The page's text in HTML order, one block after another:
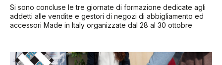
Si sono concluse le tre giornate di formazione dedicate agli
addetti alle vendite e gestori di negozi di abbigliamento ed
accessori Made in Italy organizzate dal 28 al 30 ottobre